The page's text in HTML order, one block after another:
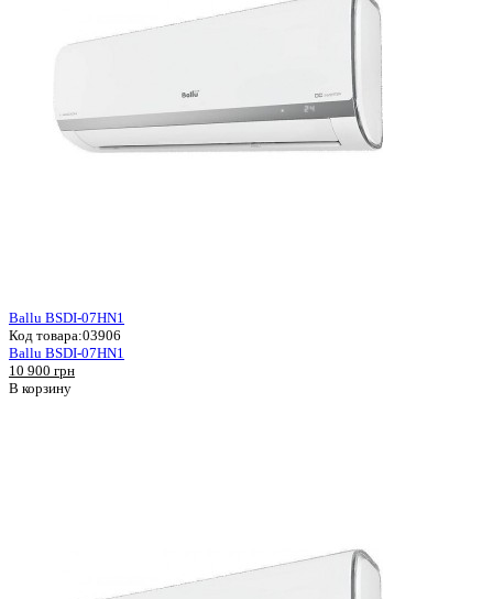
Ballu BSDI-07HN1
Код товара:03906
Ballu BSDI-07HN1
10 900 грн
В корзину